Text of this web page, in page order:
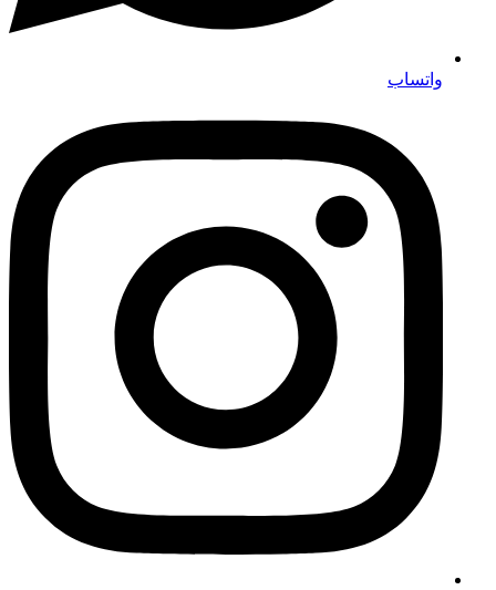
واتساب